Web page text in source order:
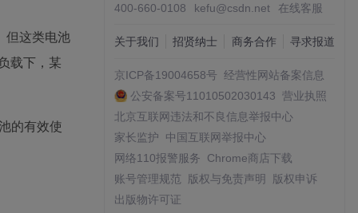
但这类电池
载下，某
的有效使
400-660-0108
kefu@csdn.net 在线客服
关于我们 招贤纳士 商务合作 寻求报道
京ICP备19004658号 经营性网站备案信息
公安备案号11010502030143 营业执照
北京互联网违法和不良信息举报中心
家长监护
中国互联网举报中心
网络110报警服务
Chrome商店下载
账号管理规范
版权与免责声明
版权申诉
出版物许可证